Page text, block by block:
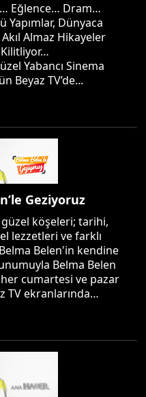
Eğlence… Dram…
Yapımlar, Dünyaca
Akıl Almaz Hikayeler
Kilitliyor…
Yabancı Sinema
Beyaz TV’de...
Geziyoruz
köşeleri; tarihi,
lezzetleri ve farklı
Belen'in kendine
Belma Belen
cumartesi ve pazar
TV ekranlarında…